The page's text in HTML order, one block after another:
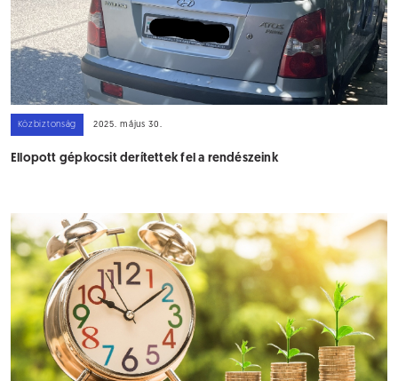
Közbiztonság 2025. május 30.
Ellopott gépkocsit derítettek fel a rendészeink